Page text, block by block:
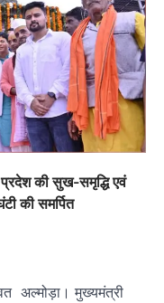
प्रदेश की सुख-समृद्धि एवं
की समर्पित
अल्मोड़ा। मुख्यमंत्री